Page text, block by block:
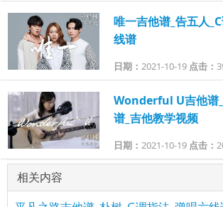
唯一吉他谱_告五人
线谱
日期： 2021-10-19 点击：
Wonderful U吉他谱
谱_吉他教学视频
日期： 2021-10-19 点击：
相关内容